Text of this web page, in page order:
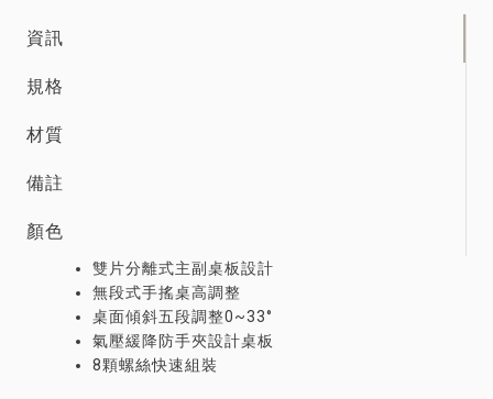
資訊
規格
材質
備註
顏色
雙片分離式主副桌板設計
無段式手搖桌高調整
桌面傾斜五段調整0~33°
氣壓緩降防手夾設計桌板
8顆螺絲快速組裝